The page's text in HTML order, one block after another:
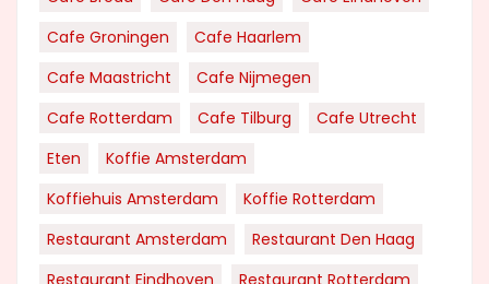
Cafe Groningen
Cafe Haarlem
Cafe Maastricht
Cafe Nijmegen
Cafe Rotterdam
Cafe Tilburg
Cafe Utrecht
Eten
Koffie Amsterdam
Koffiehuis Amsterdam
Koffie Rotterdam
Restaurant Amsterdam
Restaurant Den Haag
Restaurant Eindhoven
Restaurant Rotterdam